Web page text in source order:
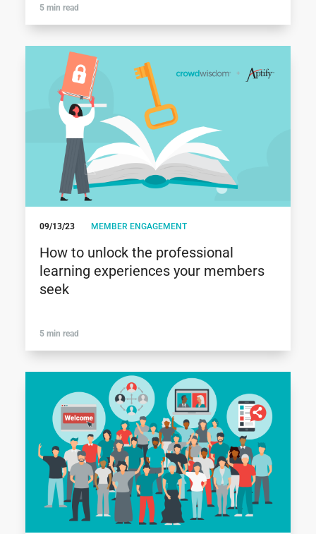
5 min read
09/13/23 MEMBER ENGAGEMENT
How to unlock the professional
learning experiences your members
seek
5 min read